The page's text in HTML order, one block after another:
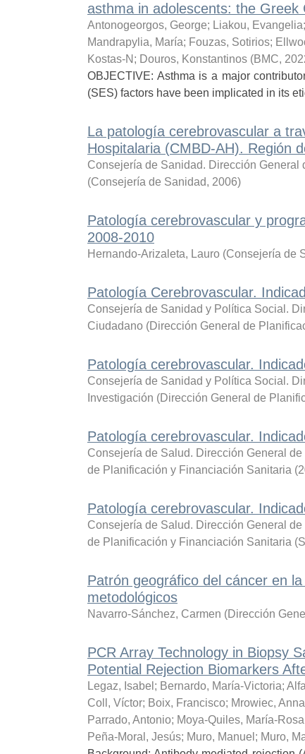
asthma in adolescents: the
Antonogeorgos, George; Liakou, Evangelia;
Mandrapylia, María; Fouzas, Sotirios;
Kostas-N ; Douros, Konstantinos (BMC,
OBJECTIVE: Asthma is a major
(SES) factors have been implicated in its
La patología cerebrovascular a
Hospitalaria (CMBD-AH). Región
Consejería de Sanidad. Dirección
(Consejería de Sanidad, 2006)
Patología cerebrovascular y
2008-2010
Hernando-Arizaleta, Lauro (Consejería de
Patología Cerebrovascular.
Consejería de Sanidad y Política Social.
Ciudadano (Dirección General de
Patología cerebrovascular.
Consejería de Sanidad y Política Social.
Investigación (Dirección General de
Patología cerebrovascular.
Consejería de Salud. Dirección General
de Planificación y Financiación Sanitaria (
Patología cerebrovascular.
Consejería de Salud. Dirección General
de Planificación y Financiación Sanitaria (
Patrón geográfico del cáncer en
metodológicos
Navarro-Sánchez, Carmen (Dirección
PCR Array Technology in Biopsy
Potential Rejection Biomarkers
Legaz, Isabel ; Bernardo, María-Victoria;
Coll, Víctor; Boix, Francisco; Mrowiec, Anna
Parrado, Antonio; Moya-Quiles, María-Rosa
Peña-Moral, Jesús; Muro, Manuel ; Muro,